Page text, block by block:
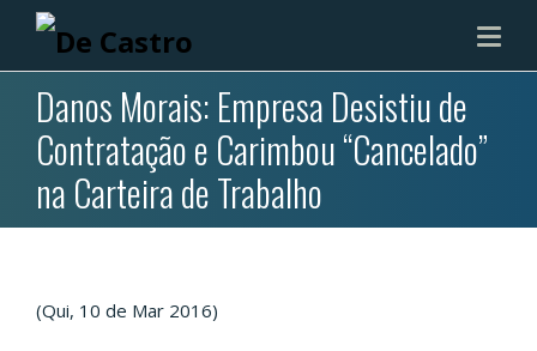
Danos Morais: Empresa Desistiu de
Contratação e Carimbou “Cancelado”
na Carteira de Trabalho
(Qui, 10 de Mar 2016)